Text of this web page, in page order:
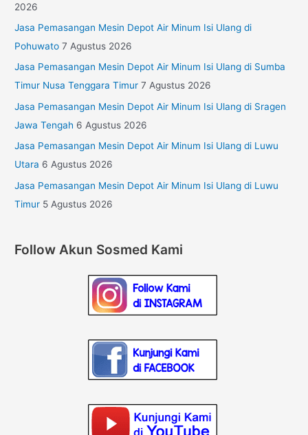
2026
Jasa Pemasangan Mesin Depot Air Minum Isi Ulang di
Pohuwato 7 Agustus 2026
Jasa Pemasangan Mesin Depot Air Minum Isi Ulang di Sumba
Timur Nusa Tenggara Timur 7 Agustus 2026
Jasa Pemasangan Mesin Depot Air Minum Isi Ulang di Sragen
Jawa Tengah 6 Agustus 2026
Jasa Pemasangan Mesin Depot Air Minum Isi Ulang di Luwu
Utara 6 Agustus 2026
Jasa Pemasangan Mesin Depot Air Minum Isi Ulang di Luwu
Timur 5 Agustus 2026
Follow Akun Sosmed Kami